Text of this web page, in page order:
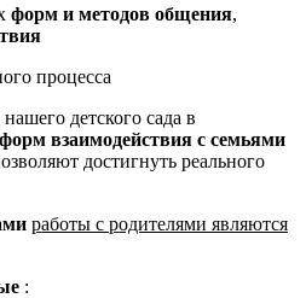
форм и методов общения,
процесса
детского сада в
форм взаимодействия с семьями
достигнуть реального
работы с родителями являются
: